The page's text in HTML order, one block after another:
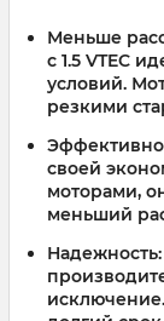
Меньше
с 1.5 VTEC
условий.
резкими
своей
моторами,
меньший
Надежность: